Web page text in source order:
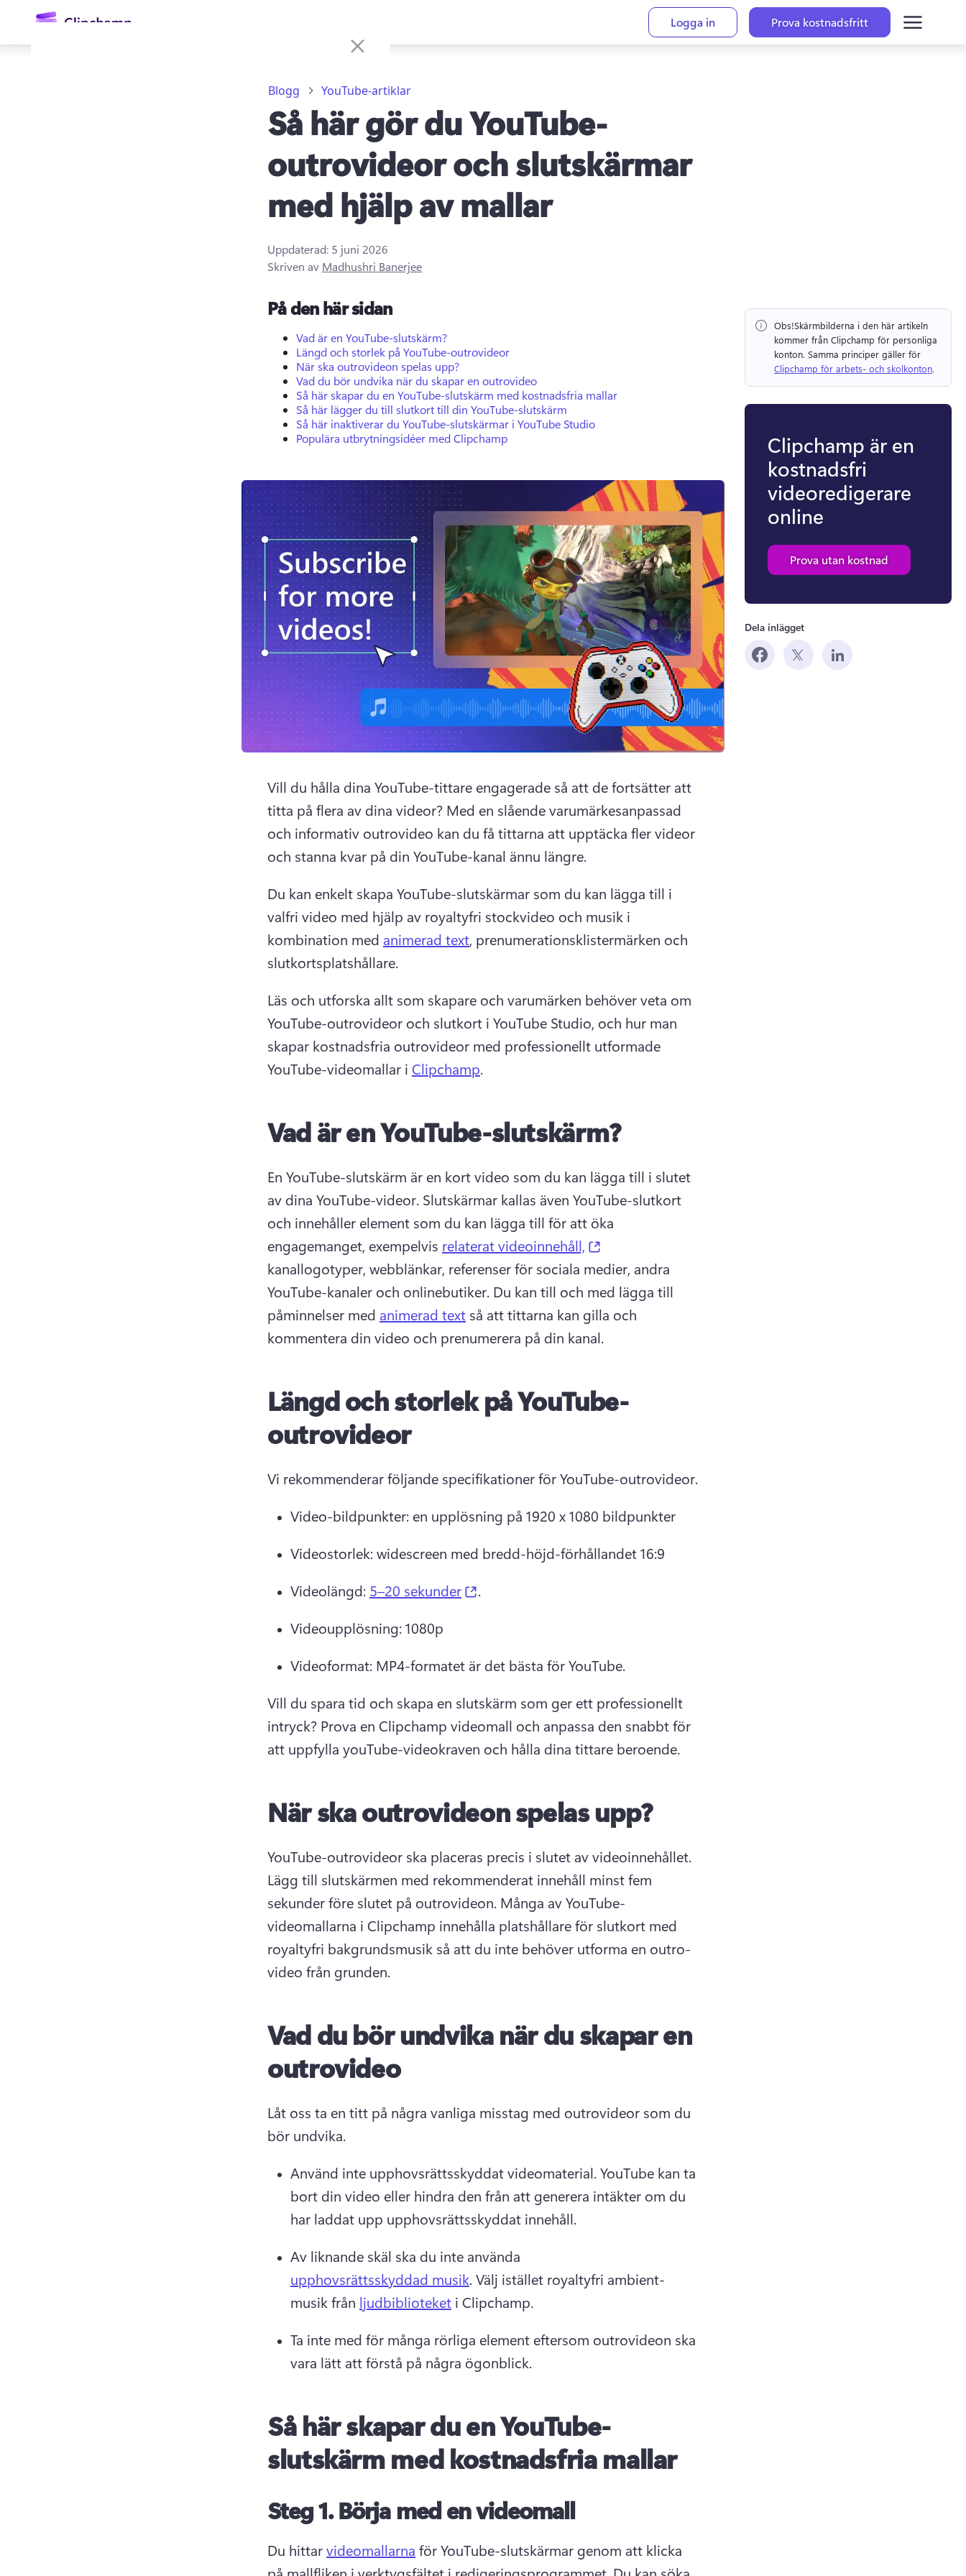
huvudinnehåll
Logga in Prova kostnadsfritt
Blogg YouTube-artiklar
Så här gör du YouTube-
outrovideor och slutskärmar
med hjälp av mallar
Uppdaterad: 5 juni 2026
Skriven av Madhushri Banerjee
På den här sidan
Vad är en YouTube-slutskärm?
Längd och storlek på YouTube-outrovideor
När ska outrovideon spelas upp?
Vad du bör undvika när du skapar en outrovideo
Så här skapar du en YouTube-slutskärm med kostnadsfria mallar
Så här lägger du till slutkort till din YouTube-slutskärm
Så här inaktiverar du YouTube-slutskärmar i YouTube Studio
Populära utbrytningsidéer med Clipchamp
Vill du hålla dina YouTube-tittare engagerade så att de fortsätter att
titta på flera av dina videor? Med en slående varumärkesanpassad
och informativ outrovideo kan du få tittarna att upptäcka fler videor
och stanna kvar på din YouTube-kanal ännu längre.
Du kan enkelt skapa YouTube-slutskärmar som du kan lägga till i
valfri video med hjälp av royaltyfri stockvideo och musik i
kombination med animerad text, prenumerationsklistermärken och
slutkortsplatshållare.
Läs och utforska allt som skapare och varumärken behöver veta om
YouTube-outrovideor och slutkort i YouTube Studio, och hur man
skapar kostnadsfria outrovideor med professionellt utformade
YouTube-videomallar i Clipchamp.
Vad är en YouTube-slutskärm?
En YouTube-slutskärm är en kort video som du kan lägga till i slutet
av dina YouTube-videor. Slutskärmar kallas även YouTube-slutkort
och innehåller element som du kan lägga till för att öka
engagemanget, exempelvis relaterat videoinnehåll,
kanallogotyper, webblänkar, referenser för sociala medier, andra
YouTube-kanaler och onlinebutiker. Du kan till och med lägga till
påminnelser med animerad text så att tittarna kan gilla och
kommentera din video och prenumerera på din kanal.
Längd och storlek på YouTube-
outrovideor
Video-bildpunkter: en upplösning på 1920 x 1080 bildpunkter
Videostorlek: widescreen med bredd-höjd-förhållandet 16:9
Videolängd: 5–20 sekunder (opens in a new tab)
.
Videoupplösning: 1080p
Videoformat: MP4-formatet är det bästa för YouTube.
Vill du spara tid och skapa en slutskärm som ger ett professionellt
intryck? Prova en Clipchamp videomall och anpassa den snabbt för
att uppfylla youTube-videokraven och hålla dina tittare beroende.
När ska outrovideon spelas upp?
Lägg till slutskärmen med rekommenderat innehåll minst fem
sekunder före slutet på outrovideon. Många av YouTube-
videomallarna i Clipchamp innehålla platshållare för slutkort med
royaltyfri bakgrundsmusik så att du inte behöver utforma en outro-
video från grunden.
Vad du bör undvika när du skapar en
outrovideo
Låt oss ta en titt på några vanliga misstag med outrovideor som du
bör undvika.
Använd inte upphovsrättsskyddat videomaterial. YouTube kan ta
bort din video eller hindra den från att generera intäkter om du
har laddat upp upphovsrättsskyddat innehåll.
Av liknande skäl ska du inte använda
upphovsrättsskyddad musik. Välj istället royaltyfri ambient-
musik från ljudbiblioteket i Clipchamp.
Ta inte med för många rörliga element eftersom outrovideon ska
vara lätt att förstå på några ögonblick.
Så här skapar du en YouTube-
slutskärm med kostnadsfria mallar
Steg 1.Börja med en videomall
Du hittar videomallarna för YouTube-slutskärmar genom att klicka
Obs!Skärmbilderna i den här artikeln
kommer från Clipchamp för personliga
konton.
Clipchamp för arbets- och skolkonton.
Clipchamp är en
kostnadsfri
videoredigerare
online
Prova utan kostnad
Dela inlägget